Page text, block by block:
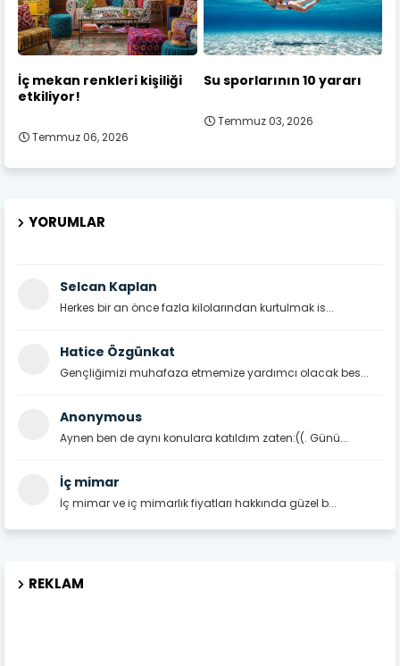
İç mekan renkleri kişiliği
etkiliyor!
Temmuz 06, 2026
Su sporlarının 10 yararı
Temmuz 03, 2026
YORUMLAR
Selcan Kaplan
Herkes bir an önce fazla kilolarından kurtulmak is...
Hatice Özgünkat
Gençliğimizi muhafaza etmemize yardımcı olacak bes...
Anonymous
Aynen ben de aynı konulara katıldım zaten:((. Günü...
İç mimar
İç mimar ve iç mimarlık fiyatları hakkında güzel b...
REKLAM